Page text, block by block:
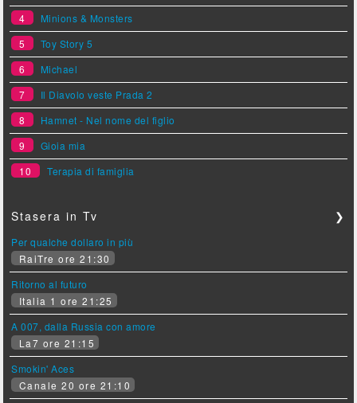
4
Minions & Monsters
5
Toy Story 5
6
Michael
7
Il Diavolo veste Prada 2
8
Hamnet - Nel nome del figlio
9
Gioia mia
10
Terapia di famiglia
Stasera in Tv ❯
Per qualche dollaro in più
RaiTre ore 21:30
Ritorno al futuro
Italia 1 ore 21:25
A 007, dalla Russia con amore
La7 ore 21:15
Smokin' Aces
Canale 20 ore 21:10